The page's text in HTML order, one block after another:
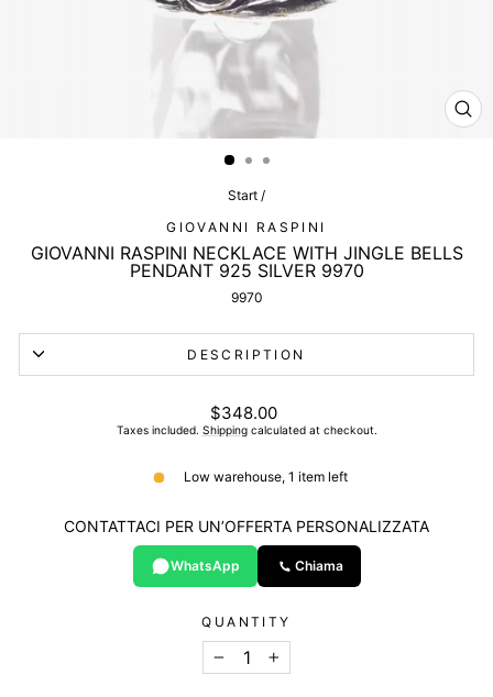
Start /
GIOVANNI RASPINI
GIOVANNI RASPINI NECKLACE WITH JINGLE BELLS
PENDANT 925 SILVER 9970
9970
DESCRIPTION
List
price
$348.00
Taxes included. Shippingcalculated at checkout.
Low warehouse, 1 item left
CONTATTACI PER UN’OFFERTA PERSONALIZZATA
WhatsApp Chiama
QUANTITY
+